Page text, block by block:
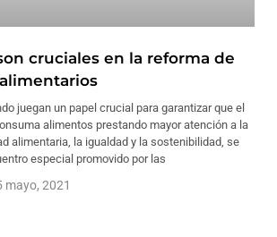
cruciales en la reforma de
juegan un papel crucial para garantizar que el
alimentos prestando mayor atención a la
alimentaria, la igualdad y la sostenibilidad, se
especial promovido por las
mayo, 2021